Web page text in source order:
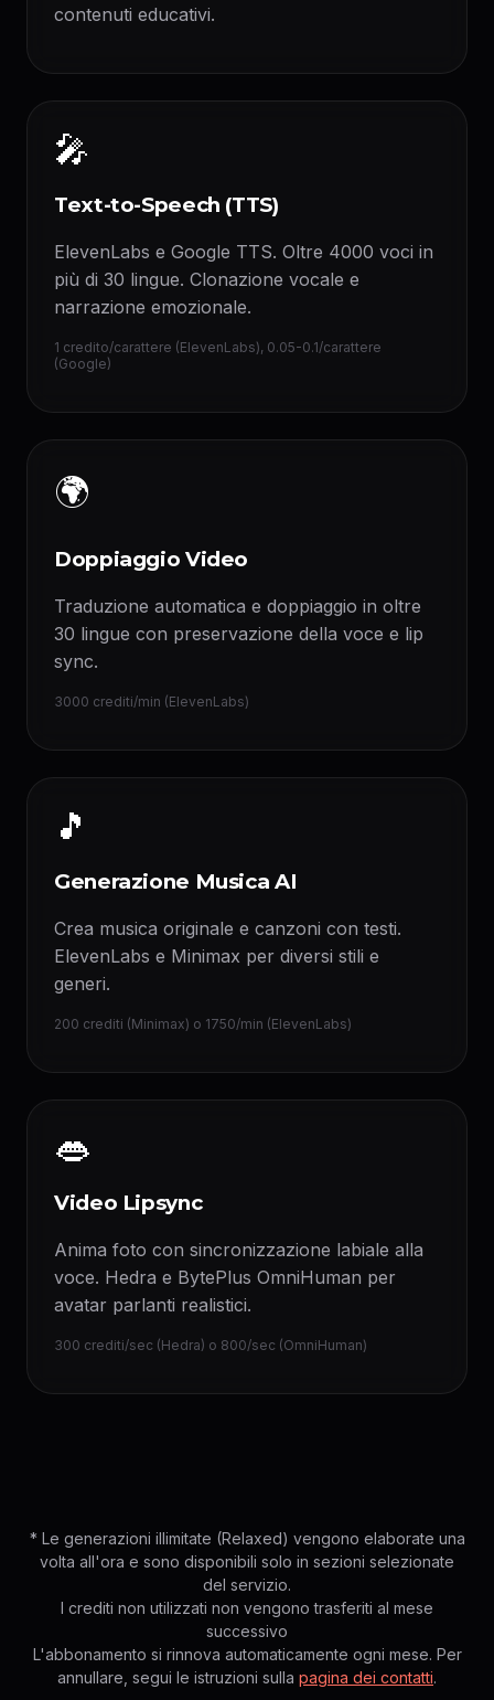
contenuti educativi.
🎤
Text-to-Speech (TTS)
ElevenLabs e Google TTS. Oltre 4000 voci in
più di 30 lingue. Clonazione vocale e
narrazione emozionale.
1 credito/carattere (ElevenLabs), 0.05-0.1/carattere
(Google)
🌍
Doppiaggio Video
Traduzione automatica e doppiaggio in oltre
30 lingue con preservazione della voce e lip
sync.
3000 crediti/min (ElevenLabs)
🎵
Generazione Musica AI
Crea musica originale e canzoni con testi.
ElevenLabs e Minimax per diversi stili e
generi.
200 crediti (Minimax) o 1750/min (ElevenLabs)
👄
Video Lipsync
Anima foto con sincronizzazione labiale alla
voce. Hedra e BytePlus OmniHuman per
avatar parlanti realistici.
300 crediti/sec (Hedra) o 800/sec (OmniHuman)
* Le generazioni illimitate (Relaxed) vengono elaborate una
volta all'ora e sono disponibili solo in sezioni selezionate
del servizio.
I crediti non utilizzati non vengono trasferiti al mese
successivo
L'abbonamento si rinnova automaticamente ogni mese. Per
annullare, segui le istruzioni sulla pagina dei contatti.